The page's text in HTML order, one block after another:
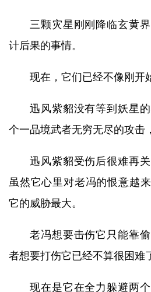
三颗灾星刚刚降临玄黄
计后果的事情。
现在，它们已经不像刚开
迅风紫貂没有等到妖星
个一品境武者无穷无尽的攻击
迅风紫貂受伤后很难再
虽然它心里对老冯的恨意越
它的威胁最大。
老冯想要击伤它只能靠
者想要打伤它已经不算很困难
现在是它在全力躲避两